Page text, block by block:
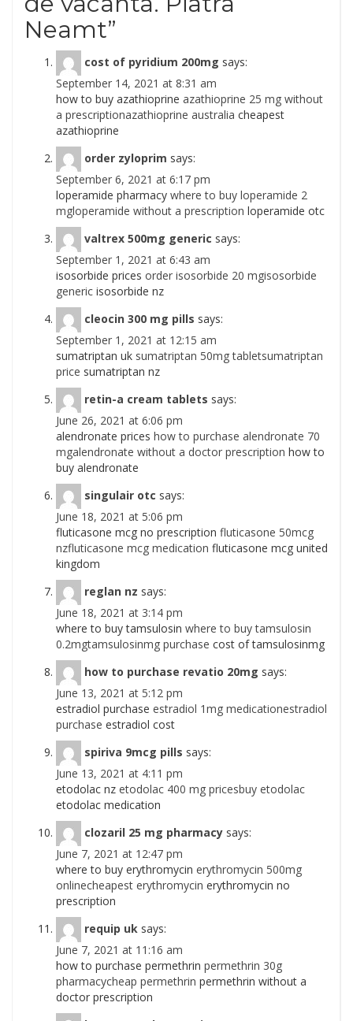
Neamt”
cost of pyridium 200mg says:
September 14, 2021 at 8:31 am
how to buy azathioprine azathioprine 25 mg without
a prescriptionazathioprine australia cheapest
azathioprine
order zyloprim says:
September 6, 2021 at 6:17 pm
loperamide pharmacy where to buy loperamide 2
mgloperamide without a prescription loperamide otc
valtrex 500mg generic says:
September 1, 2021 at 6:43 am
isosorbide prices order isosorbide 20 mgisosorbide
generic isosorbide nz
cleocin 300 mg pills says:
September 1, 2021 at 12:15 am
sumatriptan uk sumatriptan 50mg tabletsumatriptan
price sumatriptan nz
retin-a cream tablets says:
June 26, 2021 at 6:06 pm
alendronate prices how to purchase alendronate 70
mgalendronate without a doctor prescription how to
buy alendronate
singulair otc says:
June 18, 2021 at 5:06 pm
fluticasone mcg no prescription fluticasone 50mcg
nzfluticasone mcg medication fluticasone mcg united
kingdom
reglan nz says:
June 18, 2021 at 3:14 pm
where to buy tamsulosin where to buy tamsulosin
0.2mgtamsulosinmg purchase cost of tamsulosinmg
how to purchase revatio 20mg says:
June 13, 2021 at 5:12 pm
estradiol purchase estradiol 1mg medicationestradiol
purchase estradiol cost
spiriva 9mcg pills says:
June 13, 2021 at 4:11 pm
etodolac nz etodolac 400 mg pricesbuy etodolac
etodolac medication
clozaril 25 mg pharmacy says:
June 7, 2021 at 12:47 pm
where to buy erythromycin erythromycin 500mg
onlinecheapest erythromycin erythromycin no
prescription
requip uk says:
June 7, 2021 at 11:16 am
how to purchase permethrin permethrin 30g
pharmacycheap permethrin permethrin without a
doctor prescription